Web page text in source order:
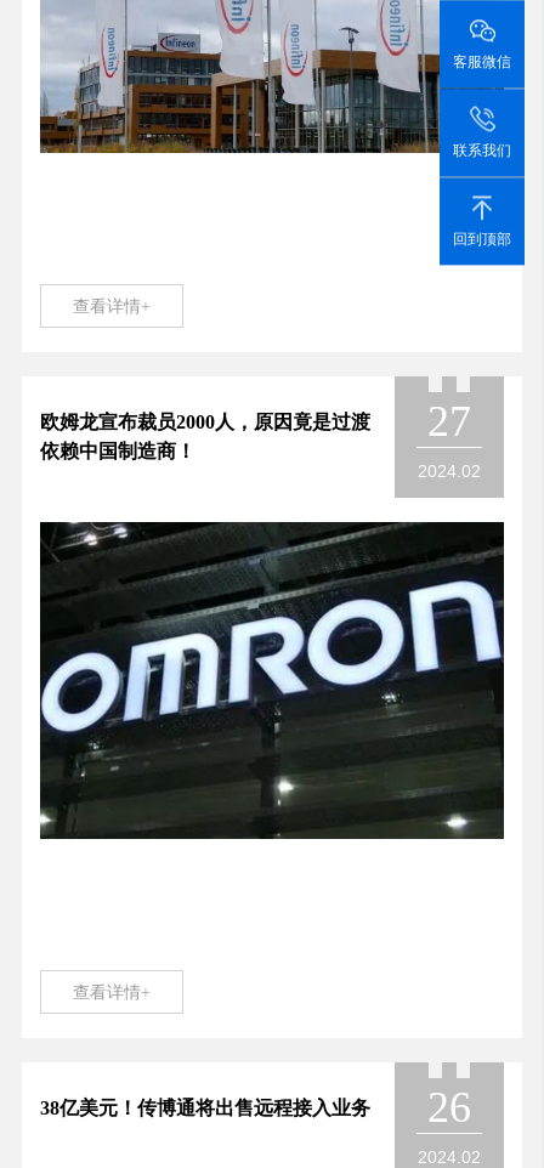
查看详情+
欧姆龙宣布裁员2000人，原因竟是过渡
依赖中国制造商！
27
2024.02
查看详情+
38亿美元！传博通将出售远程接入业务 26
2024.02
客服微信
联系我们
回到顶部